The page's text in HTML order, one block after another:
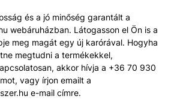
és a jó minőség garantált a
webáruházban. Látogasson el Ön is a
meg magát egy új karórával. Hogyha
megtudni a termékekkel,
akkor hívja a +36 70 930
vagy írjon emailt a
e-mail címre.